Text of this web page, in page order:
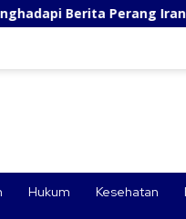
Perang Iran-Israel:
Hukum Kesehatan